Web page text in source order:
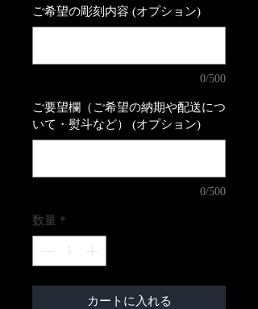
ご希望の彫刻内容 (オプション)
0/500
ご要望欄（ご希望の納期や配送につ
いて・熨斗など） (オプション)
0/500
数量 *
カートに入れる